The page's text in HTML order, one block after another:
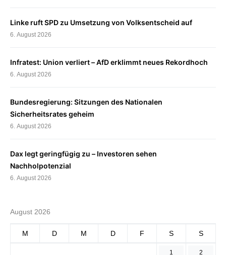
Linke ruft SPD zu Umsetzung von Volksentscheid auf
6. August 2026
Infratest: Union verliert – AfD erklimmt neues Rekordhoch
6. August 2026
Bundesregierung: Sitzungen des Nationalen
Sicherheitsrates geheim
6. August 2026
Dax legt geringfügig zu – Investoren sehen
Nachholpotenzial
6. August 2026
August 2026
M D M D F S S
1 2